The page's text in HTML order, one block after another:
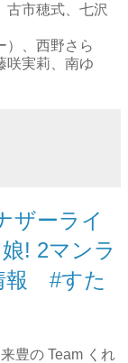
古市穂式、七沢
）、西野さら
咲実莉、南ゆ
ザーライ
! 2マンラ
報 #すた
豊の Team くれ